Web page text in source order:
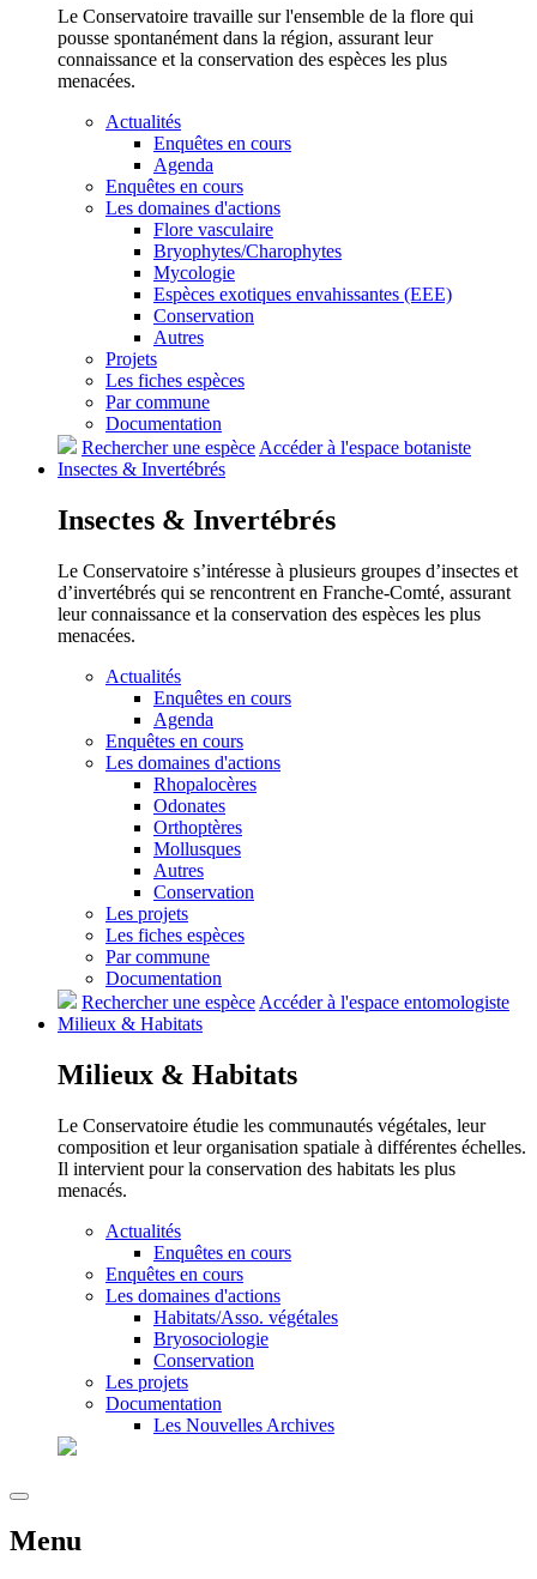
Le Conservatoire travaille sur l'ensemble de la flore qui
pousse spontanément dans la région, assurant leur
connaissance et la conservation des espèces les plus
menacées.
Actualités
Enquêtes en cours
Agenda
Enquêtes en cours
Les domaines d'actions
Flore vasculaire
Bryophytes/Charophytes
Mycologie
Espèces exotiques envahissantes (EEE)
Conservation
Autres
Projets
Les fiches espèces
Par commune
Documentation
Rechercher une espèceAccéder à l'espace botaniste
Insectes & Invertébrés
Insectes & Invertébrés
Le Conservatoire s’intéresse à plusieurs groupes d’insectes et
d’invertébrés qui se rencontrent en Franche-Comté, assurant
leur connaissance et la conservation des espèces les plus
menacées.
Actualités
Enquêtes en cours
Agenda
Enquêtes en cours
Les domaines d'actions
Rhopalocères
Odonates
Orthoptères
Mollusques
Autres
Conservation
Les projets
Les fiches espèces
Par commune
Documentation
Rechercher une espèce Accéder à l'espace entomologiste
Milieux & Habitats
Milieux & Habitats
Le Conservatoire étudie les communautés végétales, leur
composition et leur organisation spatiale à différentes échelles.
Il intervient pour la conservation des habitats les plus
menacés.
Actualités
Enquêtes en cours
Enquêtes en cours
Les domaines d'actions
Habitats/Asso. végétales
Bryosociologie
Conservation
Les projets
Documentation
Les Nouvelles Archives
Menu